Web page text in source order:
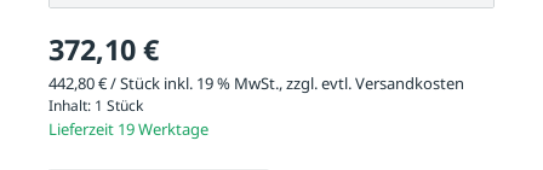
372,10 €
442,80 € / Stück inkl. 19 % MwSt., zzgl. evtl.Versandkosten
Inhalt: 1 Stück
Lieferzeit 19 Werktage